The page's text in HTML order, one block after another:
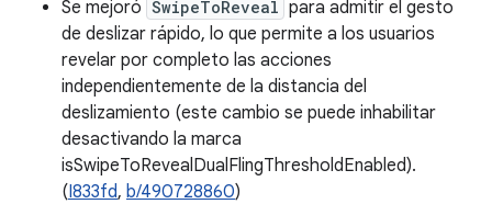
Se mejoró SwipeToReveal para admitir el gesto
de deslizar rápido, lo que permite a los usuarios
revelar por completo las acciones
independientemente de la distancia del
deslizamiento (este cambio se puede inhabilitar
desactivando la marca
isSwipeToRevealDualFlingThresholdEnabled).
(I833fd, b/490728860)